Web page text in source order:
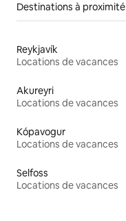
Destinations à proximité
Reykjavík
Locations de vacances
Akureyri
Locations de vacances
Kópavogur
Locations de vacances
Selfoss
Locations de vacances